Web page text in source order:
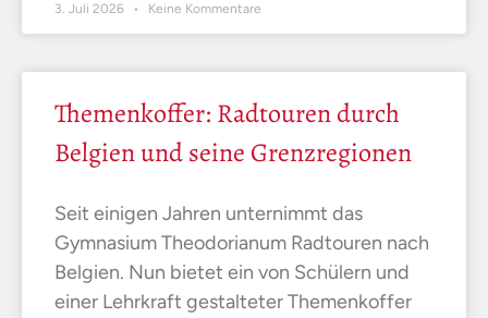
3. Juli 2026 Keine Kommentare
Themenkoffer: Radtouren durch
Belgien und seine Grenzregionen
Seit einigen Jahren unternimmt das
Gymnasium Theodorianum Radtouren nach
Belgien. Nun bietet ein von Schülern und
einer Lehrkraft gestalteter Themenkoffer